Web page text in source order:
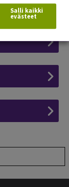
Salli kaikki
evästeet